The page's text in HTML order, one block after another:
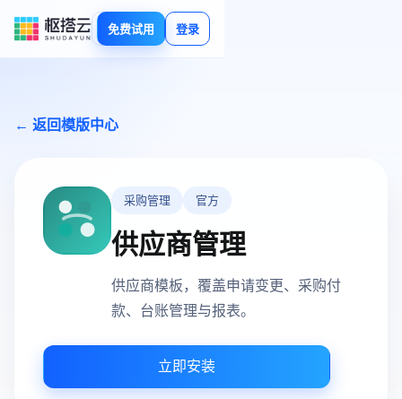
免费试用 登录
← 返回模版中心
采购管理 官方
供应商管理
供应商模板，覆盖申请变更、采购付
款、台账管理与报表。
立即安装